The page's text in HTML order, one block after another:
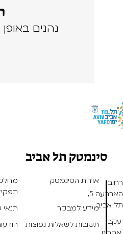
נהנים באופן
רחוב
הארבעה 5,
תל אביב
עקבו
סינמטק תל אביב
אודות הסינמטק
מידע למבקר
תנאי
תשובות לשאלות נפוצות